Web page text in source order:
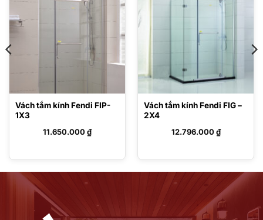
Vách tắm kính Fendi FIP-
1X3
11.650.000₫
Vách tắm kính Fendi FIG –
2X4
12.796.000₫